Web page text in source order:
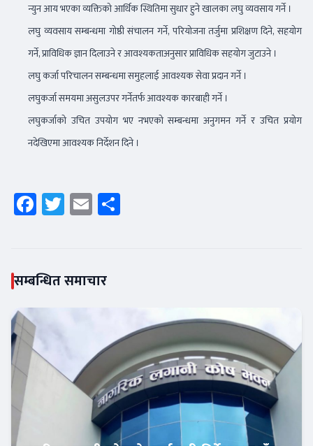
न्युन आय भएका व्यक्तिको आर्थिक स्थितिमा सुधार हुने खालका लघु व्यवसाय गर्ने ।
लघु व्यवसाय सम्बन्धमा गोष्ठी संचालन गर्ने, परियोजना तर्जुमा प्रशिक्षण दिने, सहयोग
गर्ने, प्राविधिक ज्ञान दिलाउने र आवश्यकताअनुसार प्राविधिक सहयोग जुटाउने ।
लघु कर्जा परिचालन सम्बन्धमा समुहलाई आवश्यक सेवा प्रदान गर्ने ।
लघुकर्जा समयमा असुलउपर गर्नेतर्फ आवश्यक कारबाही गर्ने ।
लघुकर्जाको उचित उपयोग भए नभएको सम्बन्धमा अनुगमन गर्ने र उचित प्रयोग
नदेखिएमा आवश्यक निर्देशन दिने ।
Facebook
Twitter
Email
सम्बन्धित समाचार